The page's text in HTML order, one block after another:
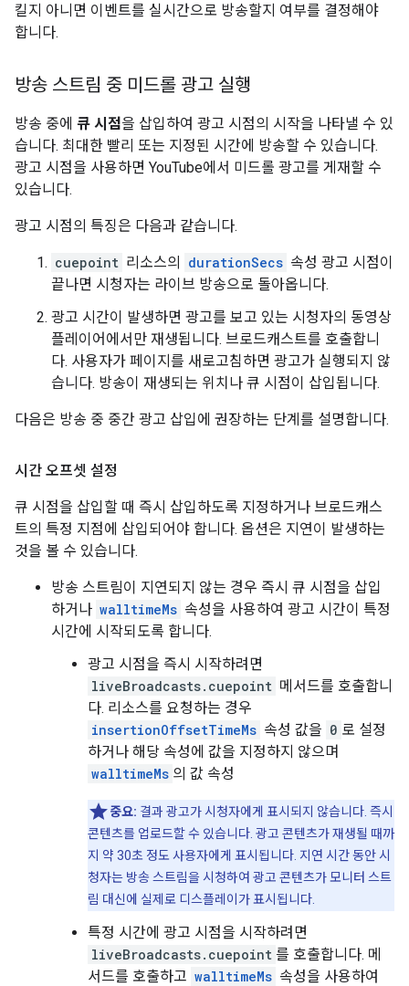
킬지 아니면 이벤트를 실시간으로 방송할지 여부를 결정해야
합니다.
방송 스트림 중 미드롤 광고 실행
방송 중에 큐 시점을 삽입하여 광고 시점의 시작을 나타낼 수 있
습니다. 최대한 빨리 또는 지정된 시간에 방송할 수 있습니다.
광고 시점을 사용하면 YouTube에서 미드롤 광고를 게재할 수
있습니다.
광고 시점의 특징은 다음과 같습니다.
cuepoint 리소스의 durationSecs 속성 광고 시점이
끝나면 시청자는 라이브 방송으로 돌아옵니다.
광고 시간이 발생하면 광고를 보고 있는 시청자의 동영상
플레이어에서만 재생됩니다. 브로드캐스트를 호출합니
다. 사용자가 페이지를 새로고침하면 광고가 실행되지 않
습니다. 방송이 재생되는 위치나 큐 시점이 삽입됩니다.
다음은 방송 중 중간 광고 삽입에 권장하는 단계를 설명합니다.
시간 오프셋 설정
큐 시점을 삽입할 때 즉시 삽입하도록 지정하거나 브로드캐스
트의 특정 지점에 삽입되어야 합니다. 옵션은 지연이 발생하는
것을 볼 수 있습니다.
방송 스트림이 지연되지 않는 경우 즉시 큐 시점을 삽입
하거나 walltimeMs 속성을 사용하여 광고 시간이 특정
시간에 시작되도록 합니다.
광고 시점을 즉시 시작하려면
liveBroadcasts.cuepoint 메서드를 호출합니
다. 리소스를 요청하는 경우
insertionOffsetTimeMs 속성 값을 0 로 설정
하거나 해당 속성에 값을 지정하지 않으며
walltimeMs 의 값 속성
중요: 결과 광고가 시청자에게 표시되지 않습니다. 즉시
콘텐츠를 업로드할 수 있습니다. 광고 콘텐츠가 재생될 때까
지 약 30초 정도 사용자에게 표시됩니다. 지연 시간 동안 시
청자는 방송 스트림을 시청하여 광고 콘텐츠가 모니터 스트
림 대신에 실제로 디스플레이가 표시됩니다.
특정 시간에 광고 시점을 시작하려면
liveBroadcasts.cuepoint 를 호출합니다. 메
서드를 호출하고 walltimeMs 속성을 사용하여